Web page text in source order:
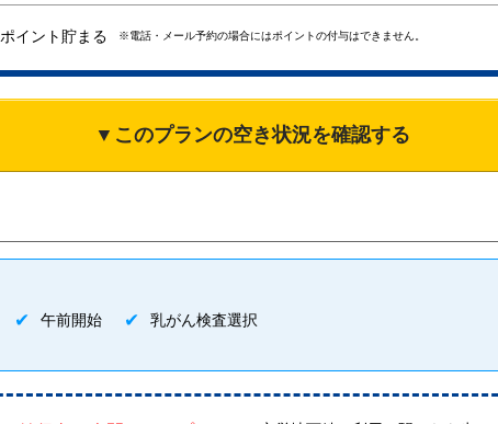
ポイント貯まる ※電話・メール予約の場合にはポイントの付与はできません。
▼このプランの空き状況を確認する
午前開始 乳がん検査選択